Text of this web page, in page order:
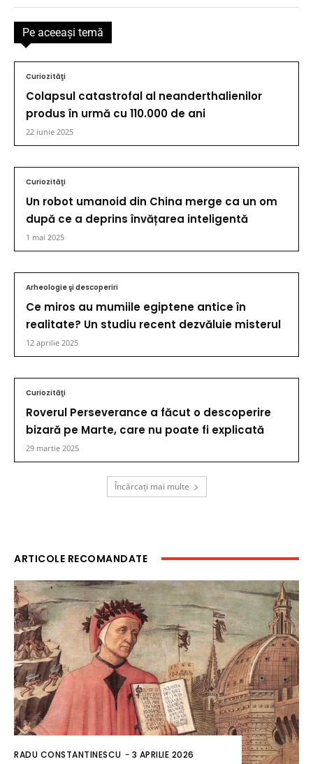
Pe aceeaşi temă
Curiozităţi
Colapsul catastrofal al neanderthalienilor
produs în urmă cu 110.000 de ani
22 iunie 2025
Curiozităţi
Un robot umanoid din China merge ca un om
după ce a deprins învățarea inteligentă
1 mai 2025
Arheologie şi descoperiri
Ce miros au mumiile egiptene antice în
realitate? Un studiu recent dezvăluie misterul
12 aprilie 2025
Curiozităţi
Roverul Perseverance a făcut o descoperire
bizară pe Marte, care nu poate fi explicată
29 martie 2025
Încărcați mai multe
ARTICOLE RECOMANDATE
RADU CONSTANTINESCU - 3 APRILIE 2026